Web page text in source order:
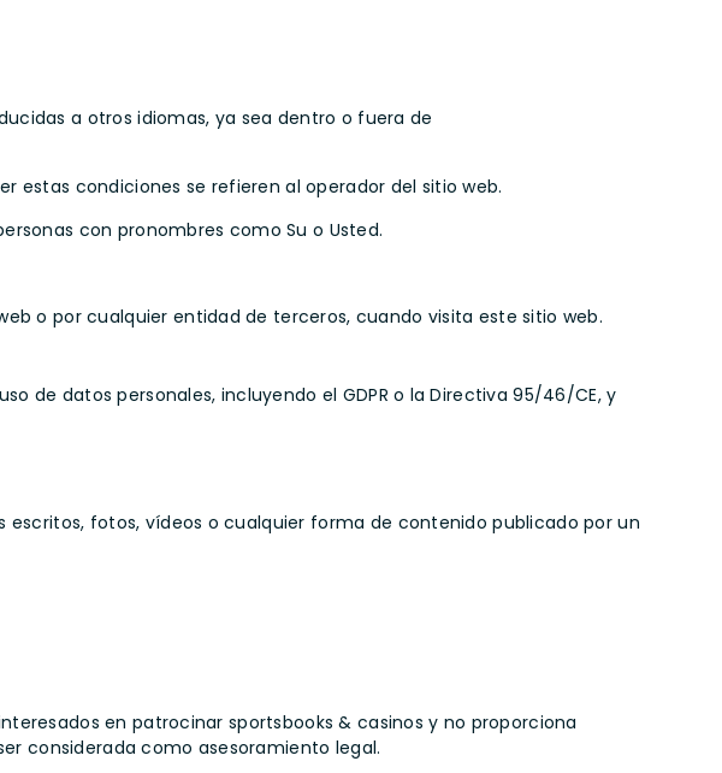
a otros idiomas, ya sea dentro o fuera de
estas condiciones se refieren al operador del sitio web.
con pronombres como Su o Usted.
o por cualquier entidad de terceros, cuando visita este sitio web.
de datos personales, incluyendo el GDPR o la Directiva 95/46/CE, y
fotos, vídeos o cualquier forma de contenido publicado por un
en patrocinar sportsbooks & casinos y no proporciona
considerada como asesoramiento legal.